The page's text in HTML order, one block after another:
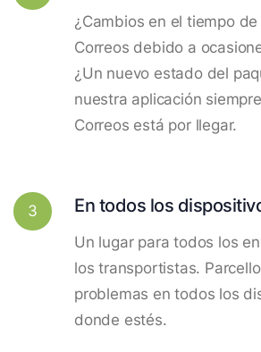
¿Cambios en el tiempo
Correos debido a
¿Un nuevo estado del
nuestra aplicación
Correos está por llegar.
3 En todos los
Un lugar para todos los
los transportistas.
problemas en todos los
donde estés.